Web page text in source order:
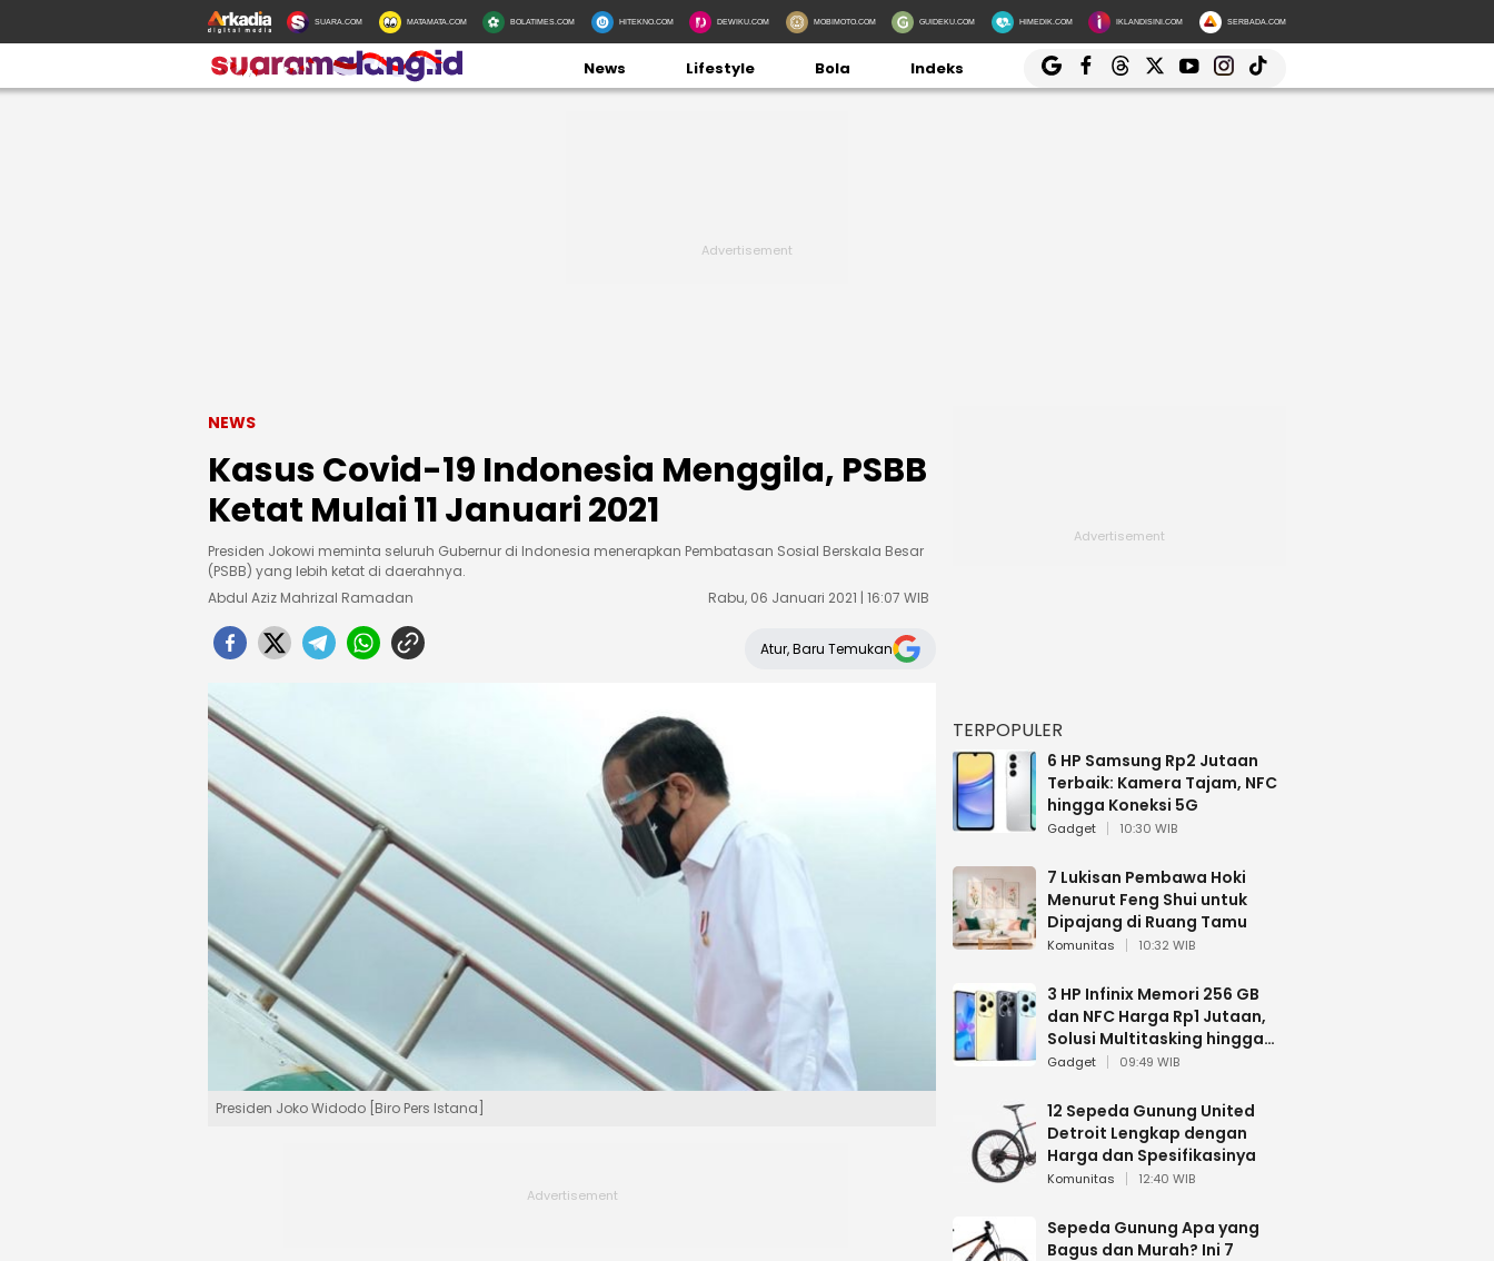
SUARA.COM MATAMATA.COM BOLATIMES.COM HITEKNO.COM DEWIKU.COM MOBIMOTO.COM GUIDEKU.COM HIMEDIK.COM IKLANDISINI.COM SERBADA.COM
News Lifestyle Bola Indeks
NEWS
Kasus Covid-19 Indonesia Menggila, PSBB
Ketat Mulai 11 Januari 2021
Presiden Jokowi meminta seluruh Gubernur di Indonesia menerapkan Pembatasan Sosial Berskala Besar
(PSBB) yang lebih ketat di daerahnya.
Abdul Aziz Mahrizal Ramadan
Rabu, 06 Januari 2021 | 16:07 WIB
Atur, Baru Temukan
Presiden Joko Widodo [Biro Pers Istana]
TERPOPULER
6 HP Samsung Rp2 Jutaan
Terbaik: Kamera Tajam, NFC
hingga Koneksi 5G
Gadget 10:30 WIB
7 Lukisan Pembawa Hoki
Menurut Feng Shui untuk
Dipajang di Ruang Tamu
Komunitas 10:32 WIB
3 HP Infinix Memori 256 GB
dan NFC Harga Rp1 Jutaan,
Solusi Multitasking hingga
Gaming
Gadget 09:49 WIB
12 Sepeda Gunung United
Detroit Lengkap dengan
Harga dan Spesifikasinya
Komunitas 12:40 WIB
Sepeda Gunung Apa yang
Bagus dan Murah? Ini 7